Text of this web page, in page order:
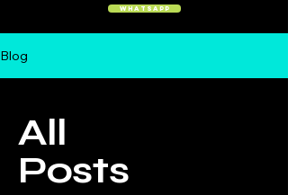
WHATSAPP
Blog
All
Posts